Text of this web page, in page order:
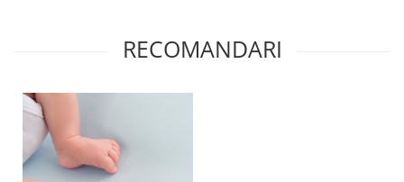
RECOMANDARI